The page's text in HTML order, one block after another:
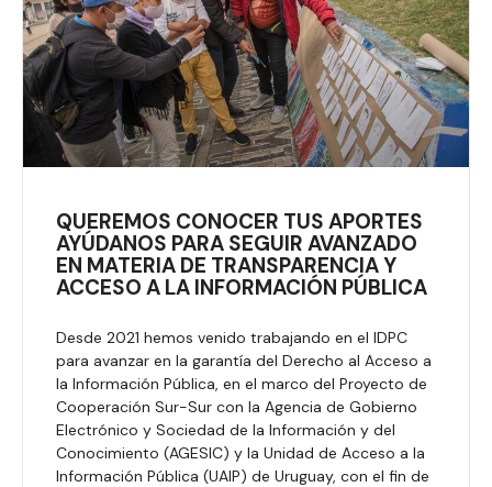
QUEREMOS CONOCER TUS APORTES
AYÚDANOS PARA SEGUIR AVANZADO
EN MATERIA DE TRANSPARENCIA Y
ACCESO A LA INFORMACIÓN PÚBLICA
Desde 2021 hemos venido trabajando en el IDPC
para avanzar en la garantía del Derecho al Acceso a
la Información Pública, en el marco del Proyecto de
Cooperación Sur-Sur con la Agencia de Gobierno
Electrónico y Sociedad de la Información y del
Conocimiento (AGESIC) y la Unidad de Acceso a la
Información Pública (UAIP) de Uruguay, con el fin de